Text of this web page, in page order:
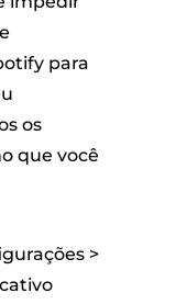
para
os
que você
>